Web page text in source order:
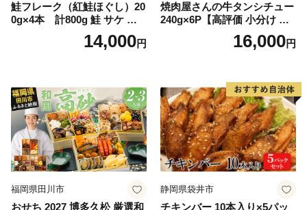
鮭フレーク（紅鮭ほぐし）20
0g×4本 計800g 鮭 サケ 鮭
ほぐし サケフレーク シャケ
フレーク 鮭フレーク14,000円
焼肉屋さんの牛タンシチュー
240g×6P【高評価 小分け 惣
菜 牛たん 一人暮らし 冷凍】
16,000円
福岡県田川市
おせち 2027 博多久松 厳選和
静岡県袋井市
チキンバー 10本入り×5パッ